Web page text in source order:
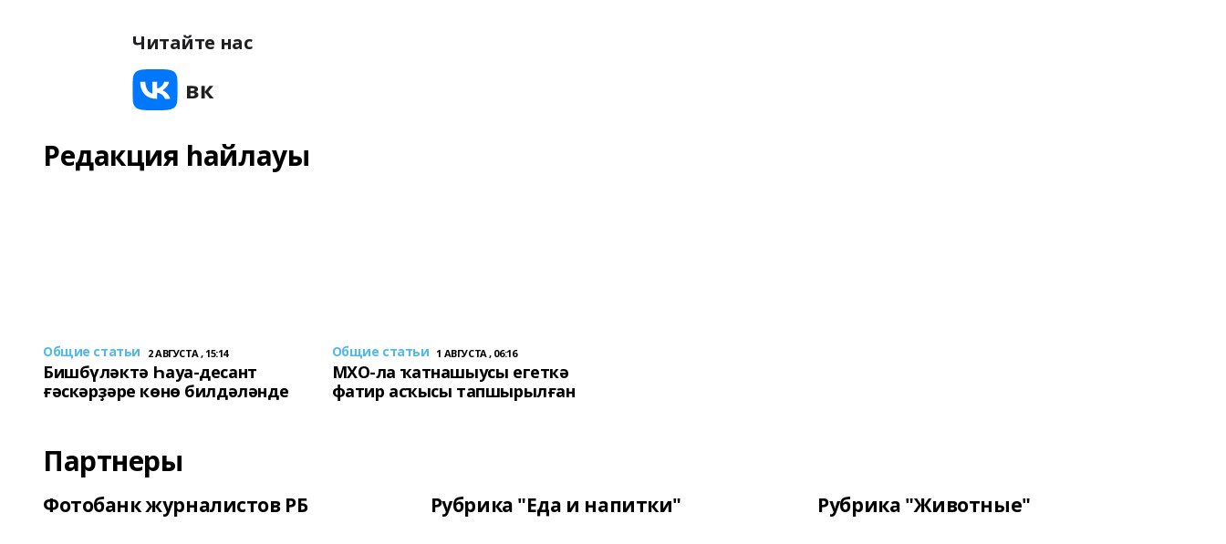
Читайте нас
Редакция һайлауы
Общие статьи 2 АВГУСТА , 15:14
Бишбүләктә Һауа-десант
ғәскәрҙәре көнө билдәләнде
Общие статьи 1 АВГУСТА , 06:16
МХО-ла ҡатнашыусы егеткә
фатир асҡысы тапшырылған
Партнеры
Фотобанк журналистов РБ Рубрика "Еда и напитки" Рубрика "Животные"